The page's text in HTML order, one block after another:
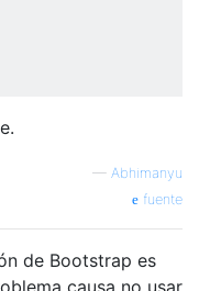
— Abhimanyu
fuente
de Bootstrap es
causa no usar